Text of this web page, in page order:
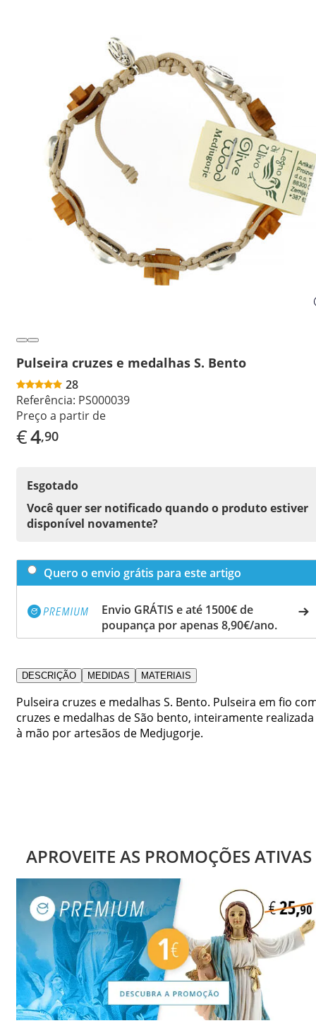
Pulseira cruzes e medalhas S. Bento
28
Referência: PS000039
Preço a partir de
€4,90
Esgotado
Você quer ser notificado quando o produto estiver
disponível novamente?
Quero o envio grátis para este artigo
Envio GRÁTIS e até 1500€ de
poupança por apenas 8,90€/ano.
DESCRIÇÃO MEDIDAS MATERIAIS
Pulseira cruzes e medalhas S. Bento. Pulseira em fio
cruzes e medalhas de São bento, inteiramente realizada
à mão por artesãos de Medjugorje.
APROVEITE AS PROMOÇÕES ATIVAS